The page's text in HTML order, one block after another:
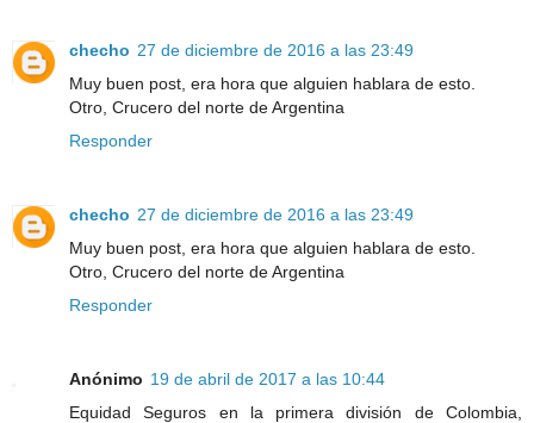
checho 27 de diciembre de 2016 a las 23:49
Muy buen post, era hora que alguien hablara de esto.
Otro, Crucero del norte de Argentina
Responder
checho 27 de diciembre de 2016 a las 23:49
Muy buen post, era hora que alguien hablara de esto.
Otro, Crucero del norte de Argentina
Responder
Anónimo 19 de abril de 2017 a las 10:44
Equidad Seguros en la primera división de Colombia,